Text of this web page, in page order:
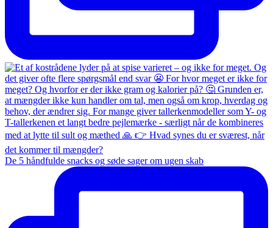
De 5 håndfulde snacks og søde sager om ugen skab